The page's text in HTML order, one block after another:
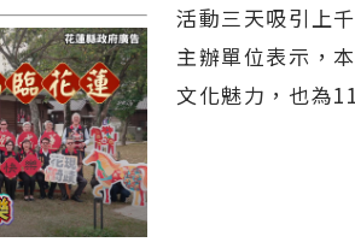
活動三天吸引上
主辦單位表示，
文化魅力，也為